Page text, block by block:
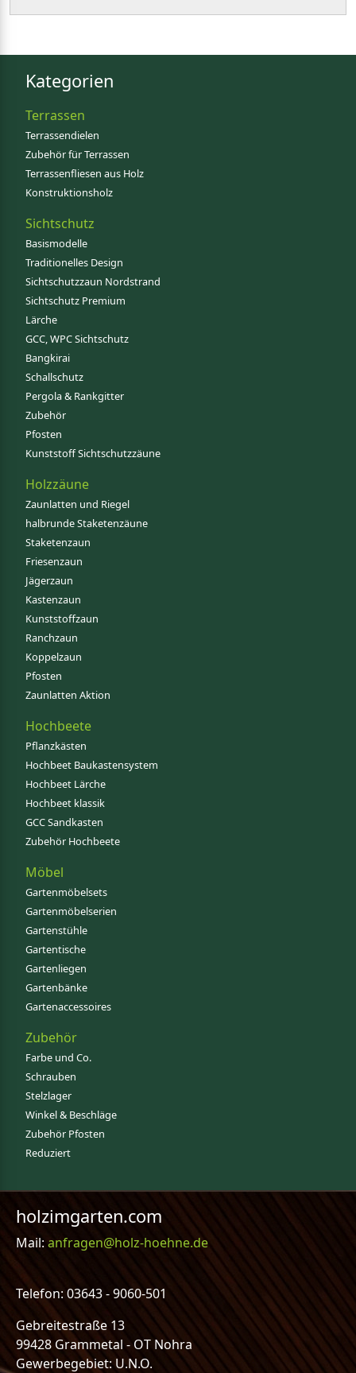
Kategorien
Terrassen
Terrassendielen
Zubehör für Terrassen
Terrassenfliesen aus Holz
Konstruktionsholz
Sichtschutz
Basismodelle
Traditionelles Design
Sichtschutzzaun Nordstrand
Sichtschutz Premium
Lärche
GCC, WPC Sichtschutz
Bangkirai
Schallschutz
Pergola & Rankgitter
Zubehör
Pfosten
Kunststoff Sichtschutzzäune
Holzzäune
Zaunlatten und Riegel
halbrunde Staketenzäune
Staketenzaun
Friesenzaun
Jägerzaun
Kastenzaun
Kunststoffzaun
Ranchzaun
Koppelzaun
Pfosten
Zaunlatten Aktion
Hochbeete
Pflanzkästen
Hochbeet Baukastensystem
Hochbeet Lärche
Hochbeet klassik
GCC Sandkasten
Zubehör Hochbeete
Möbel
Gartenmöbelsets
Gartenmöbelserien
Gartenstühle
Gartentische
Gartenliegen
Gartenbänke
Gartenaccessoires
Zubehör
Farbe und Co.
Schrauben
Stelzlager
Winkel & Beschläge
Zubehör Pfosten
Reduziert
holzimgarten.com
Mail:anfragen@holz-hoehne.de
Telefon: 03643 - 9060-501
Gebreitestraße 13
99428 Grammetal - OT Nohra
Gewerbegebiet: U.N.O.